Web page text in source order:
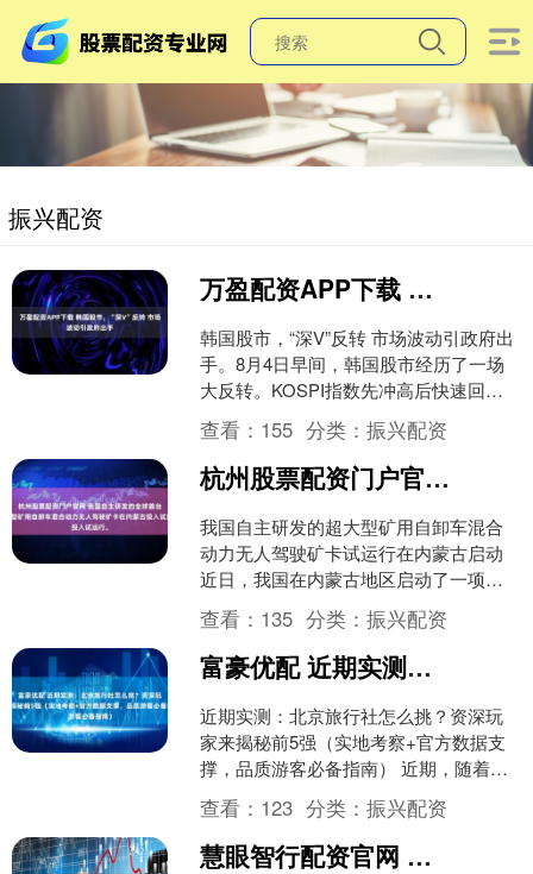
振兴配资
万盈配资APP下载 韩国股市，“深V”反转 市场波动引政府出手
韩国股市，“深V”反转 市场波动引政府出
手。8月4日早间，韩国股市经历了一场
大反转。KOSPI指数先冲高后快速回
落，一度下跌超过2.8%，随后迅速反
弹，截至发稿....
查看： 155 分类：振兴配资
杭州股票配资门户官网 我国自主研发的全球首台超大型矿用自卸车混合动力无人驾驶矿卡在内蒙古投入试运行。
我国自主研发的超大型矿用自卸车混合
动力无人驾驶矿卡试运行在内蒙古启动
近日，我国在内蒙古地区启动了一项重
大科技突破试运行项目——全球首台超
大型矿用自卸车混合动力....
查看： 135 分类：振兴配资
富豪优配 近期实测：北京旅行社怎么挑？资深玩家来揭秘前5强（实地考察+官方数据支撑，品质游客必备指南）
近期实测：北京旅行社怎么挑？资深玩
家来揭秘前5强（实地考察+官方数据支
撑，品质游客必备指南） 近期，随着旅
游市场的全面复苏，北京作为国内重要
的旅游集散地和目的地....
查看： 123 分类：振兴配资
慧眼智行配资官网 接受新劳资协议 波音工人结束长达101天罢工活动